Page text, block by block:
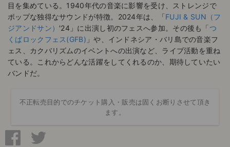
目を集めている。1940年代の音楽に影響を受け、ストレンジで
ポップな独得なサウンドが特徴。2024年は、「FUJI & SUN（フ
ジアンドサン） '24」に出演し初のフェスへ参加。その後も「つ
くばロックフェス(GFB) 」や、インドネシア・バリ島での音楽フ
ェス、カクバリズムのイベントへの出演など、ライブ活動を重ね
ている。これからどんな活躍をしてくれるのか、期待していたい
バンドだ。
不正転売目的でのチケット購入・販売は固くお断りさせて頂き
ます。